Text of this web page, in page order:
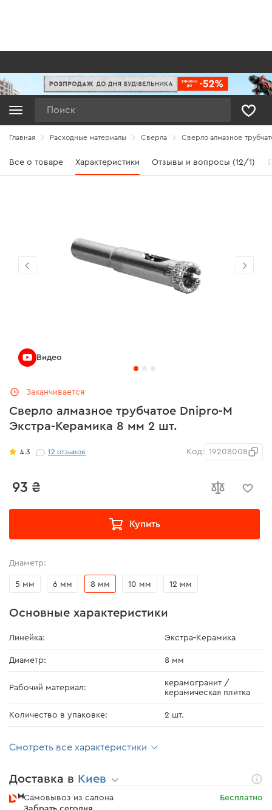
Главная Расходные материалы Сверла Сверло алмазное
Все о товаре Характеристики Отзывы и вопросы (12/1)
Сверло алмазное трубчатое Dnipro-M
Экстра-Керамика 8 мм 2 шт.
4.3 12отзывов Код: 19208008
93 ₴
Купить
Заканчивается
Диаметр:
5 мм 6 мм 8 мм 10 мм 12 мм
Основные характеристики
Линейка: Экстра‑Керамика
Диаметр: 8 мм
Рабочий материал:
керамогранит /
керамическая плитка
Количество в упаковке: 2 шт.
Смотреть все характеристики
Доставка в Киев
Самовывоз из салона
Бесплатно
Видео